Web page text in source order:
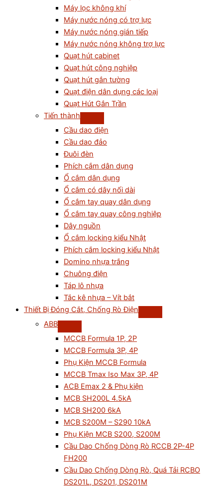
Máy lọc không khí
Máy nước nóng có trợ lực
Máy nước nóng gián tiếp
Máy nước nóng không trợ lực
Quạt hút cabinet
Quạt hút công nghiệp
Quạt hút gắn tường
Quạt điện dân dụng các loại
Quạt Hút Gắn Trần
Tiến thành
Cầu dao điện
Cầu dao đảo
Đuôi đèn
Phích cắm dân dụng
Ổ cắm dân dụng
Ổ cắm có dây nối dài
Ổ cắm tay quay dân dụng
Ổ cắm tay quay công nghiệp
Dây nguồn
Ổ cắm locking kiểu Nhật
Phích cắm locking kiểu Nhật
Domino nhựa trắng
Chuông điện
Táp lô nhựa
Tắc kê nhựa – Vít bắt
Thiết Bị Đóng Cắt, Chống Rò Điện
ABB
MCCB Formula 1P, 2P
MCCB Formula 3P, 4P
Phụ Kiện MCCB Formula
MCCB Tmax Iso Max 3P, 4P
ACB Emax 2 & Phụ kiện
MCB SH200L 4.5kA
MCB SH200 6kA
MCB S200M – S290 10kA
Phụ Kiện MCB S200, S200M
Cầu Dao Chống Dòng Rò RCCB 2P-4P
FH200
Cầu Dao Chống Dòng Rò, Quá Tải RCBO
DS201L, DS201, DS201M